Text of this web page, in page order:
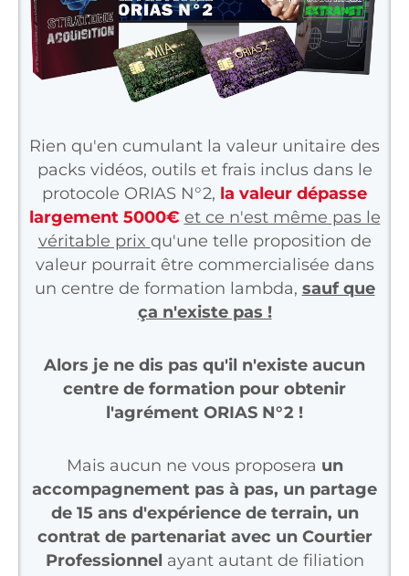
Rien qu'en cumulant la valeur unitaire des
packs vidéos, outils et frais inclus dans le
protocole ORIAS N°2, la valeur dépasse
largement 5000€ et ce n'est même pas le
véritable prix qu'une telle proposition de
valeur pourrait être commercialisée dans
un centre de formation lambda, sauf que
ça n'existe pas !
Alors je ne dis pas qu'il n'existe aucun
centre de formation pour obtenir
l'agrément ORIAS N°2 !
Mais aucun ne vous proposera un
accompagnement pas à pas, un partage
de 15 ans d'expérience de terrain, un
contrat de partenariat avec un Courtier
Professionnel ayant autant de filiation